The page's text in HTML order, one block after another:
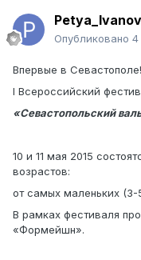
Petya_Ivanov
Опубликовано 4
Впервые в Севастополе!
I Всероссийский
«Севастопольский
10 и 11 мая 2015
возрастов:
от самых маленьких (3-
В рамках фестиваля
«Формейшн».